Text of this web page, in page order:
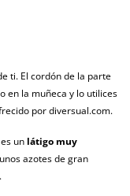
ti. El cordón de la parte
en la muñeca y lo utilices
por diversual.com.
un látigo muy
azotes de gran